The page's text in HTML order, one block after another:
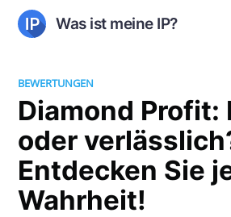
Was ist meine IP?
BEWERTUNGEN
Diamond Profit:
oder
Entdecken Sie
Wahrheit!